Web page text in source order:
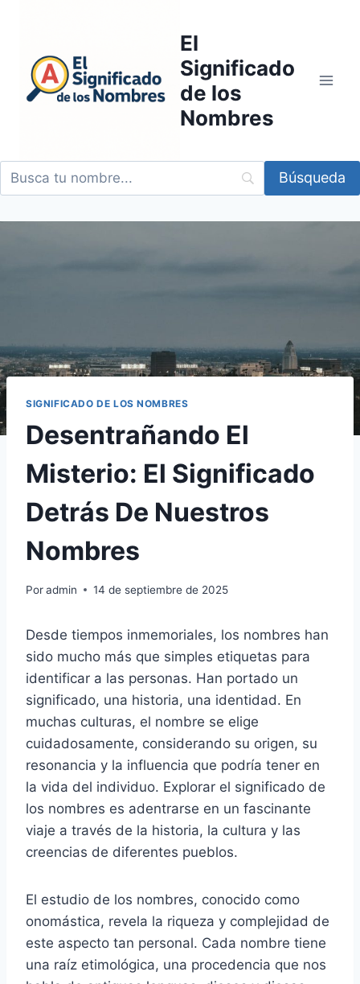
contenido
El
Significado
de los
Nombres
SIGNIFICADO DE LOS NOMBRES
Desentrañando El
Misterio: El Significado
Detrás De Nuestros
Nombres
Poradmin 14 de septiembre de 2025
Desde tiempos inmemoriales, los nombres han
sido mucho más que simples etiquetas para
identificar a las personas. Han portado un
significado, una historia, una identidad. En
muchas culturas, el nombre se elige
cuidadosamente, considerando su origen, su
resonancia y la influencia que podría tener en
la vida del individuo. Explorar el significado de
los nombres es adentrarse en un fascinante
viaje a través de la historia, la cultura y las
creencias de diferentes pueblos.
El estudio de los nombres, conocido como
onomástica, revela la riqueza y complejidad de
este aspecto tan personal. Cada nombre tiene
una raíz etimológica, una procedencia que nos